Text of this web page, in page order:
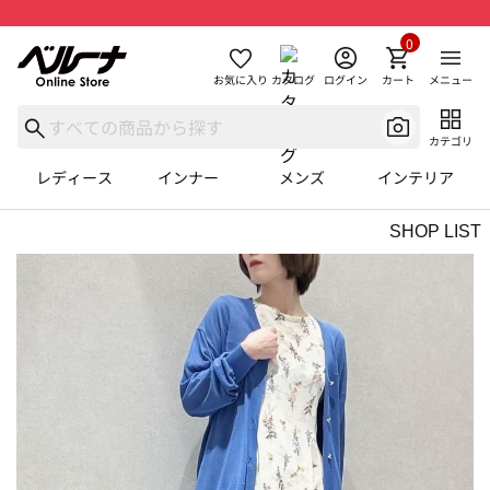
お気に入り カタログ ログイン カート
0
メニュー
カテゴリ
レディース インナー メンズ インテリア
SHOP LIST